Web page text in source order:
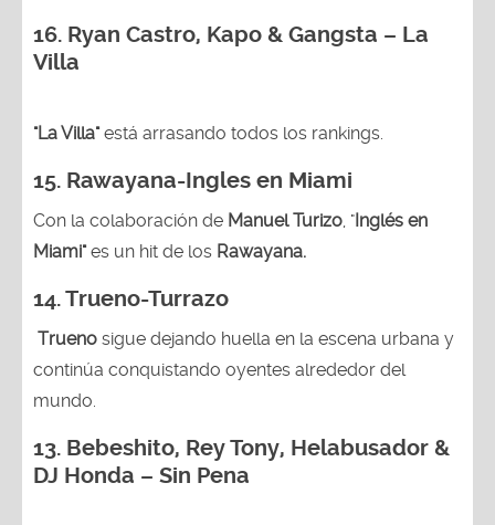
16. Ryan Castro, Kapo & Gangsta – La
Villa
"La Villa"está arrasando todos los rankings.
15. Rawayana-Ingles en Miami
Con la colaboración de Manuel Turizo , "Inglés en
Miami"es un hit de los Rawayana.
14.Trueno-Turrazo
Trueno sigue dejando huella en la escena urbana y
continúa conquistando oyentes alrededor del
mundo.
13. Bebeshito, Rey Tony, Helabusador &
DJ Honda – Sin Pena